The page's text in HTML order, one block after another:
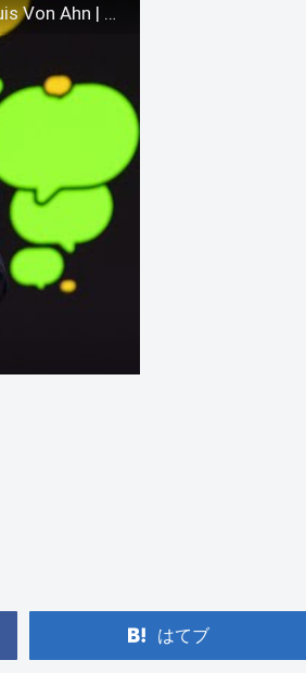
How to Make Learning as Addictive as Social Media | Duolingo's Luis Von Ahn | TED
はてブ